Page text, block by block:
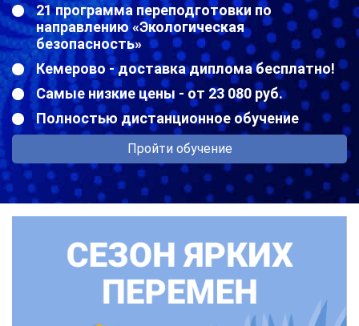
21 программа переподготовки по
направлению «Экологическая
безопасность»
Кемерово - доставка диплома бесплатно!
Самые низкие цены - от 23 080 руб.
Полностью дистанционное обучение
Пройти обучение